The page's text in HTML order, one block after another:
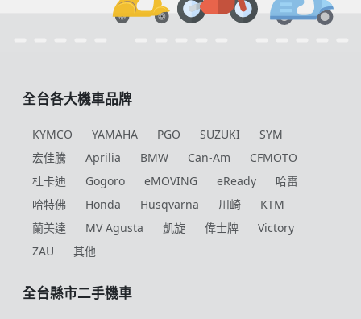
全台各大機車品牌
KYMCO YAMAHA PGO SUZUKI
SYM
宏佳騰
Aprilia BMW Can-Am
CFMOTO
杜卡迪
Gogoro eMOVING eReady
哈雷
哈特佛
Honda Husqvarna 川崎
KTM
蘭美達
MV Agusta 凱旋 偉士牌
Victory
ZAU
其他
全台縣市二手機車